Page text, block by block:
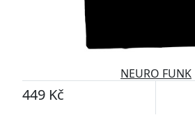
NEURO FUNK
449 Kč